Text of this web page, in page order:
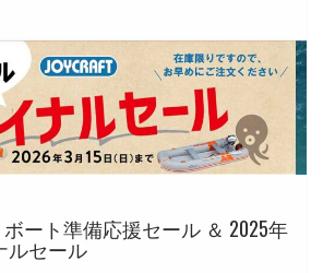
ート準備応援セール ＆ 2025年
ルセール